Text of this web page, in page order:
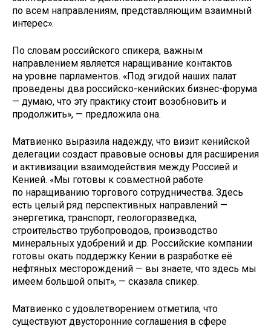
по всем направлениям, представляющим взаимный
интерес».
По словам российского спикера, важным
направлением является наращивание контактов
на уровне парламентов. «Под эгидой наших палат
проведены два российско-кенийских бизнес-форума
— думаю, что эту практику стоит возобновить и
продолжить», — предложила она.
Матвиенко выразила надежду, что визит кенийской
делегации создаст правовые основы для расширения
и активизации взаимодействия между Россией и
Кенией. «Мы готовы к совместной работе
по наращиванию торгового сотрудничества. Здесь
есть целый ряд перспективных направлений —
энергетика, транспорт, геологоразведка,
строительство трубопроводов, производство
минеральных удобрений и др. Российские компании
готовы окать поддержку Кении в разработке её
нефтяных месторождений — вы знаете, что здесь мы
имеем большой опыт», — сказала спикер.
Матвиенко с удовлетворением отметила, что
существуют двусторонние соглашения в сфере